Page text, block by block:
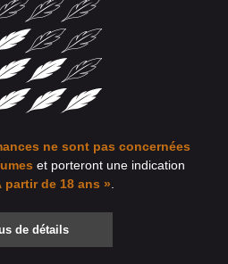
ne sont pas concernées
et porteront une indication
partir de 18 ans ».
de détails